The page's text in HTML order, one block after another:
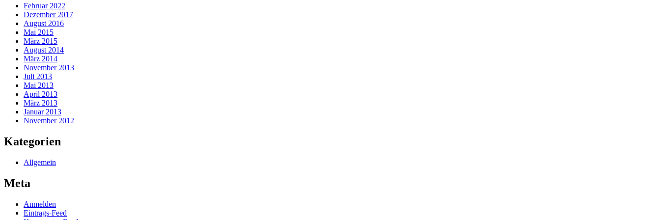
Februar 2022
Dezember 2017
August 2016
Mai 2015
März 2015
August 2014
März 2014
November 2013
Juli 2013
Mai 2013
April 2013
März 2013
Januar 2013
November 2012
Kategorien
Allgemein
Meta
Anmelden
Eintrags-Feed